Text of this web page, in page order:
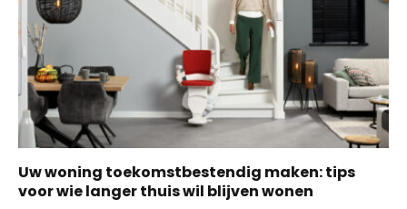
Uw woning toekomstbestendig maken: tips
voor wie langer thuis wil blijven wonen